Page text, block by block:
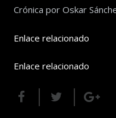
Crónica por Oskar
Enlace relacionado
Enlace relacionado